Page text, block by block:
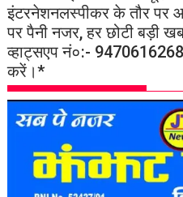
इंटरनेशनलस्पीकर के तौर पर
पर पैनी नजर, हर छोटी बड़ी
व्हाट्सएप नं०:-
करें।*